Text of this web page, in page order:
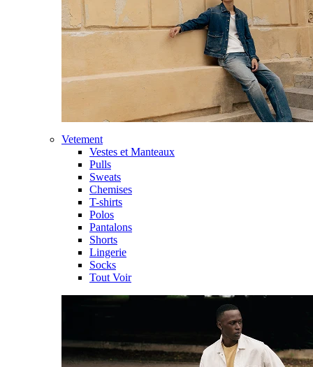
Vetement
Vestes et Manteaux
Pulls
Sweats
Chemises
T-shirts
Polos
Pantalons
Shorts
Lingerie
Socks
Tout Voir